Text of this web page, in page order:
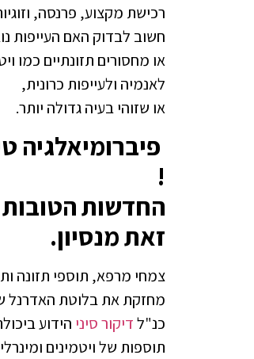
רכישת מקצוע, פרנסה,
חשוב לבדוק האם העייפות
לאנמיה ולעייפות כרונית,
או שזוהי בעיה גדולה יותר.
פיברומיאלגיה
!
החדשות הטובות
זאת מנסיון.
צמחי מרפא, תוספי תזונה
מחזקת את בלוטת האדרנל
כנ"לדיקור סיני הידוע
תוספות של ויטמינים